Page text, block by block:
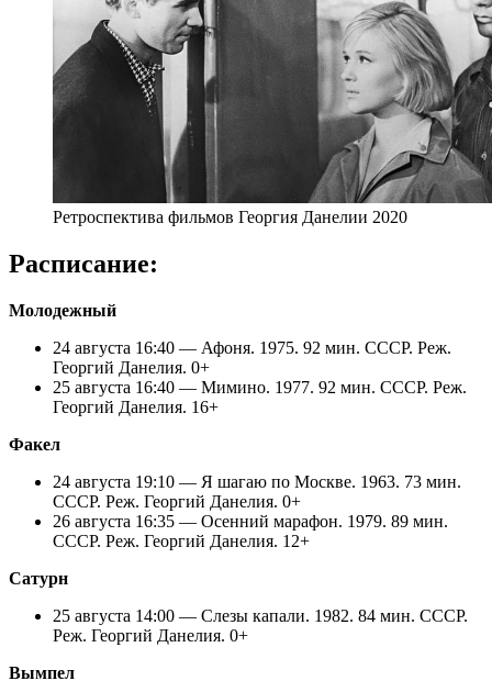
Ретроспектива фильмов Георгия Данелии 2020
Расписание:
Молодежный
24 августа 16:40 — Афоня. 1975. 92 мин. СССР. Реж.
Георгий Данелия. 0+
25 августа 16:40 — Мимино. 1977. 92 мин. СССР. Реж.
Георгий Данелия. 16+
Факел
24 августа 19:10 — Я шагаю по Москве. 1963. 73 мин.
СССР. Реж. Георгий Данелия. 0+
26 августа 16:35 — Осенний марафон. 1979. 89 мин.
СССР. Реж. Георгий Данелия. 12+
Сатурн
25 августа 14:00 — Слезы капали. 1982. 84 мин. СССР.
Реж. Георгий Данелия. 0+
Вымпел